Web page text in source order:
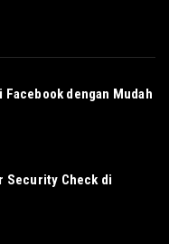
Facebook dengan Mudah
Security Check di